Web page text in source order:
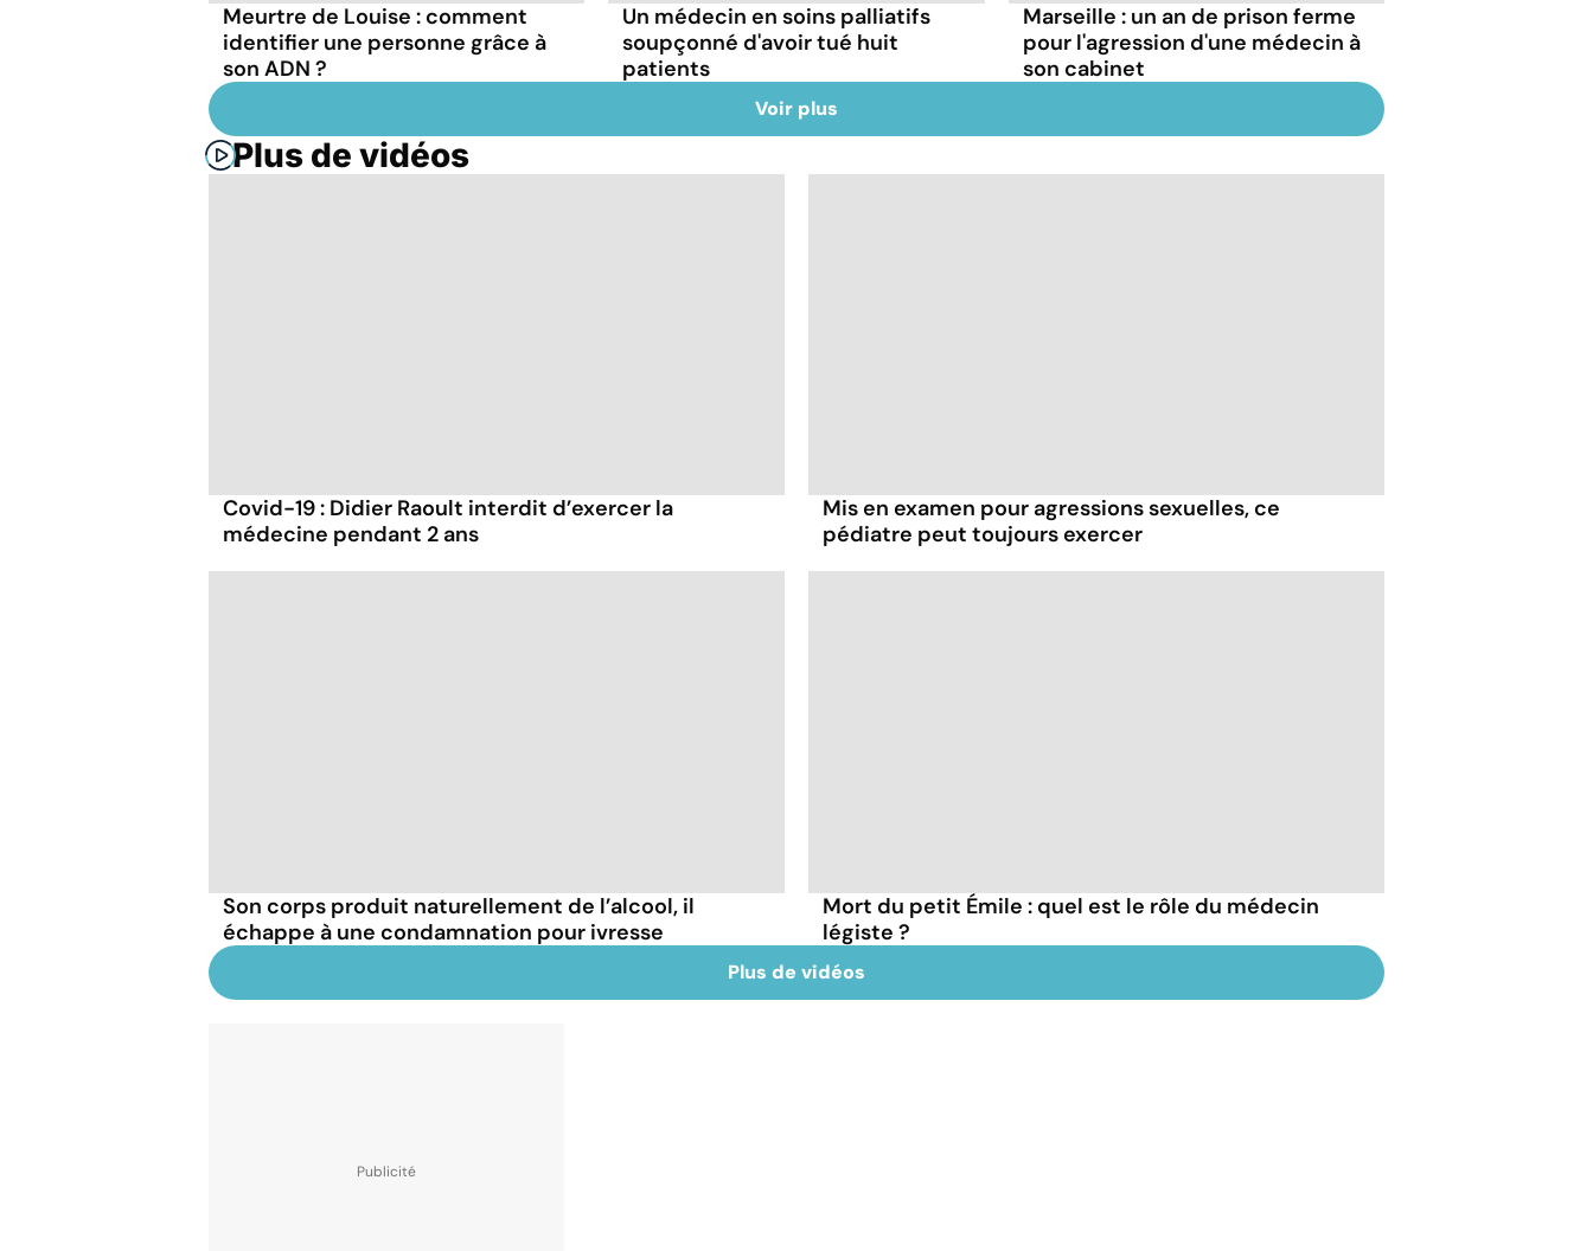
Meurtre de Louise : comment
identifier une personne grâce à
son ADN ?
Un médecin en soins palliatifs
soupçonné d'avoir tué huit
patients
Marseille : un an de prison ferme
pour l'agression d'une médecin à
son cabinet
Voir plus
Plus de vidéos
Covid-19 : Didier Raoult interdit d’exercer la
médecine pendant 2 ans
Mis en examen pour agressions sexuelles, ce
pédiatre peut toujours exercer
Son corps produit naturellement de l’alcool, il
échappe à une condamnation pour ivresse
Mort du petit Émile : quel est le rôle du médecin
légiste ?
Plus de vidéos